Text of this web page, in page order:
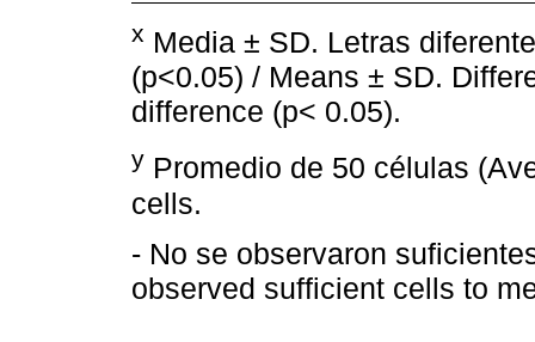
x Media ± SD. Letras
(p<0.05) / Means ± SD.
difference (p< 0.05).
y Promedio de 50 células
cells.
- No se observaron
observed sufficient cells to